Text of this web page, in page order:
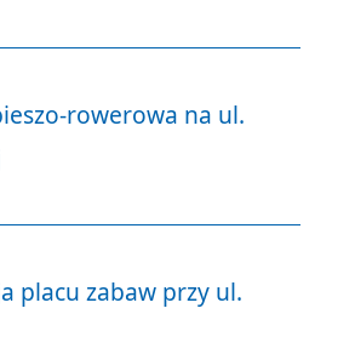
rowerowa na ul.
placu zabaw przy ul.